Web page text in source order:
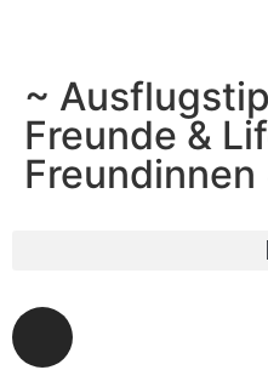
~
Freunde &
Freundinnen